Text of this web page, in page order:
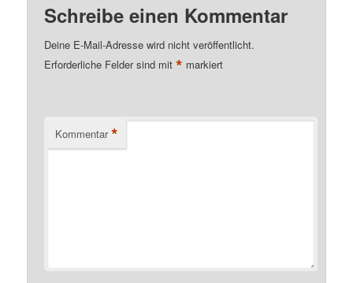
Schreibe einen Kommentar
Deine E-Mail-Adresse wird nicht veröffentlicht.
Erforderliche Felder sind mit* markiert
Kommentar *